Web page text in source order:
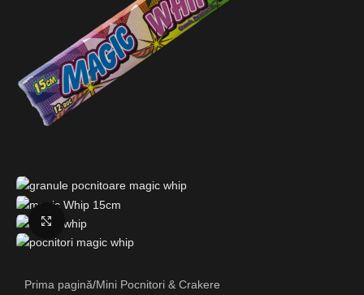
Fă clic pentru a mări
Prima pagină/Mini Pocnitori & Crakere